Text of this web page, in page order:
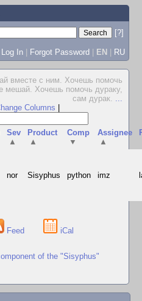
[?]
Log In | Forgot Password | EN | RU
вместе с ним. Хочешь помочь
мешай. Хочешь помочь дураку,
сам дурак. ...
Columns
Sev
▲
Product
▲
Comp
▼
Assignee
▲
nor Sisyphus python imz
Feed iCal
of the "Sisyphus"